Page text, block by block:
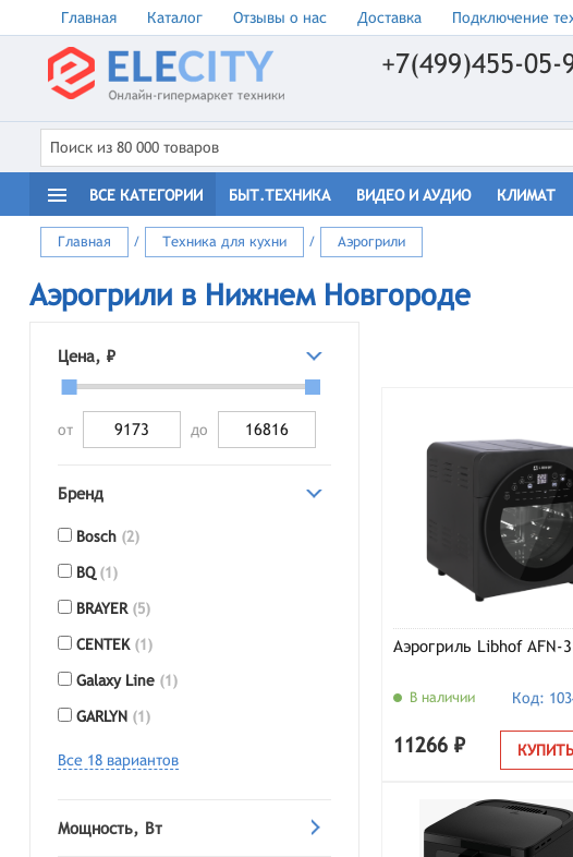
Главная Каталог Отзывы о нас Доставка Подключение
+7(499)455-05-
ВСЕ КАТЕГОРИИ БЫТ.ТЕХНИКА ВИДЕО И АУДИО КЛИМАТ
Главная / Техника для кухни / Аэрогрили
Аэрогрили в Нижнем Новгороде
Цена, ₽
от до
Бренд
Bosch (2)
BQ (1)
BRAYER (5)
CENTEK (1)
Galaxy Line (1)
GARLYN (1)
Все 18 вариантов
Мощность, Вт
Аэрогриль Libhof AFN-
В наличии Код:
11266 ₽ КУПИТЬ